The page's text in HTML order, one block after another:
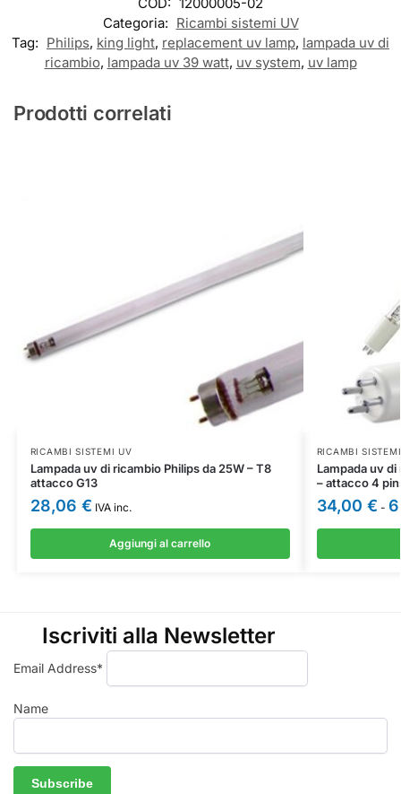
Categoria: Ricambi sistemi UV
Tag: Philips, king light, replacement uv lamp, lampada uv di
ricambio, lampada uv 39 watt, uv system, uv lamp
Prodotti correlati
RICAMBI SISTEMI UV
Lampada uv di ricambio Philips da 25W – T8
attacco G13
28,06 € IVA inc.
Aggiungi al carrello
RICAMBI
Lampada uv di
– attacco 4
34,00 € -
Iscriviti alla Newsletter
Email Address*
Name